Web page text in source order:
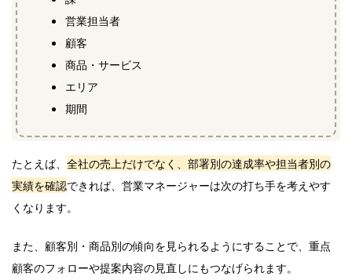
営業担当者
顧客
商品・サービス
エリア
期間
たとえば、 全社の売上だけでなく、部署別の達成率や担当者別の
実績を確認できれば、営業マネージャーは次の打ち手を考えやす
くなります。
また、顧客別・商品別の傾向を見られるようにすることで、重点
顧客のフォローや提案内容の見直しにもつなげられます。